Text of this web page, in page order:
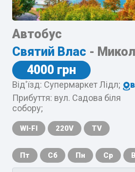
Автобус
Святий Влас -
4000 грн
Від'їзд: Супермаркет Лідл;
Прибуття: вул. Садова біля
собору;
WI-FI 220V TV
Пт Сб Пн Ср